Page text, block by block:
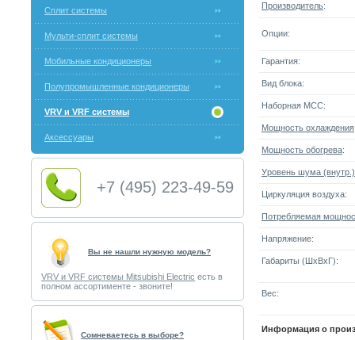
Сплит системы
Мульти-сплит системы
Мобильные кондиционеры
Полупромышленные кондиционеры
VRV и VRF системы
Аксессуары
+7 (495) 223-49-59
Вы не нашли нужную модель?
VRV и VRF системы Mitsubishi Electric есть в
полном ассортименте - звоните!
Cомневаетесь в выборе?
Производитель:
Опции:
Гарантия:
Вид блока:
Наборная МСС:
Мощность охлаждения
Мощность обогрева:
Уровень шума (внутр.)
Циркуляция воздуха:
Потребляемая
Напряжение:
Габариты (ШxВxГ):
Вес:
Информация о